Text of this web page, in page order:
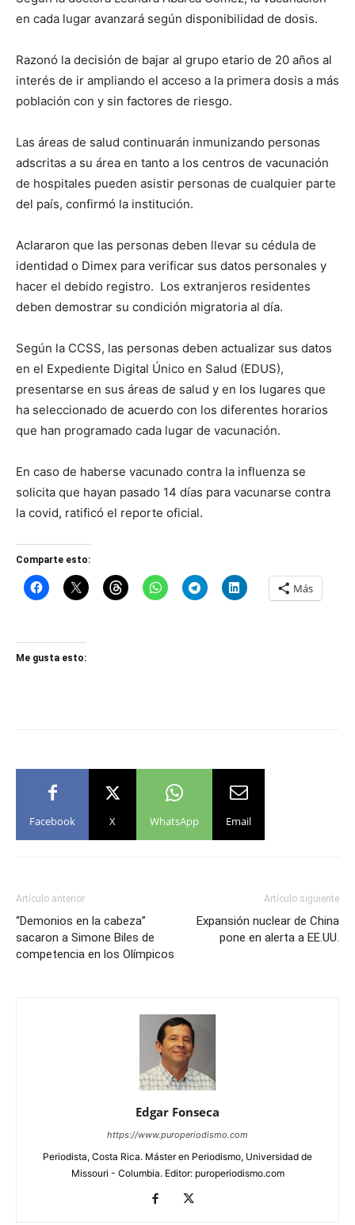
en cada lugar avanzará según disponibilidad de dosis.
Razonó la decisión de bajar al grupo etario de 20 años al
interés de ir ampliando el acceso a la primera dosis a más
población con y sin factores de riesgo.
Las áreas de salud continuarán inmunizando personas
adscritas a su área en tanto a los centros de vacunación
de hospitales pueden asistir personas de cualquier parte
del país, confirmó la institución.
Aclararon que las personas deben llevar su cédula de
identidad o Dimex para verificar sus datos personales y
hacer el debido registro. Los extranjeros residentes
deben demostrar su condición migratoria al día.
Según la CCSS, las personas deben actualizar sus datos
en el Expediente Digital Único en Salud (EDUS),
presentarse en sus áreas de salud y en los lugares que
ha seleccionado de acuerdo con los diferentes horarios
que han programado cada lugar de vacunación.
En caso de haberse vacunado contra la influenza se
solicita que hayan pasado 14 días para vacunarse contra
la covid, ratificó el reporte oficial.
Comparte esto:
Más
Me gusta esto:
Facebook X WhatsApp Email
Artículo anterior
“Demonios en la cabeza”
sacaron a Simone Biles de
competencia en los Olímpicos
Artículo siguiente
Expansión nuclear de China
pone en alerta a EE.UU.
Edgar Fonseca
https://www.puroperiodismo.com
Periodista, Costa Rica. Máster en Periodismo, Universidad de
Missouri - Columbia. Editor: puroperiodismo.com